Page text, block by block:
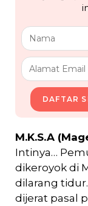
DAFTAR
M.K.S.A
Intinya…
dikeroyok di
dilarang
dijerat pasal